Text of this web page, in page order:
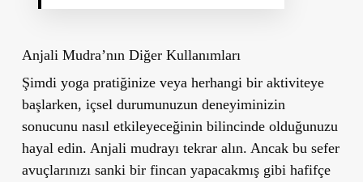
Anjali Mudra’nın Diğer Kullanımları
Şimdi yoga pratiğinize veya herhangi bir aktiviteye
başlarken, içsel durumunuzun deneyiminizin
sonucunu nasıl etkileyeceğinin bilincinde olduğunuzu
hayal edin. Anjali mudrayı tekrar alın. Ancak bu sefer
avuçlarınızı sanki bir fincan yapacakmış gibi hafifçe